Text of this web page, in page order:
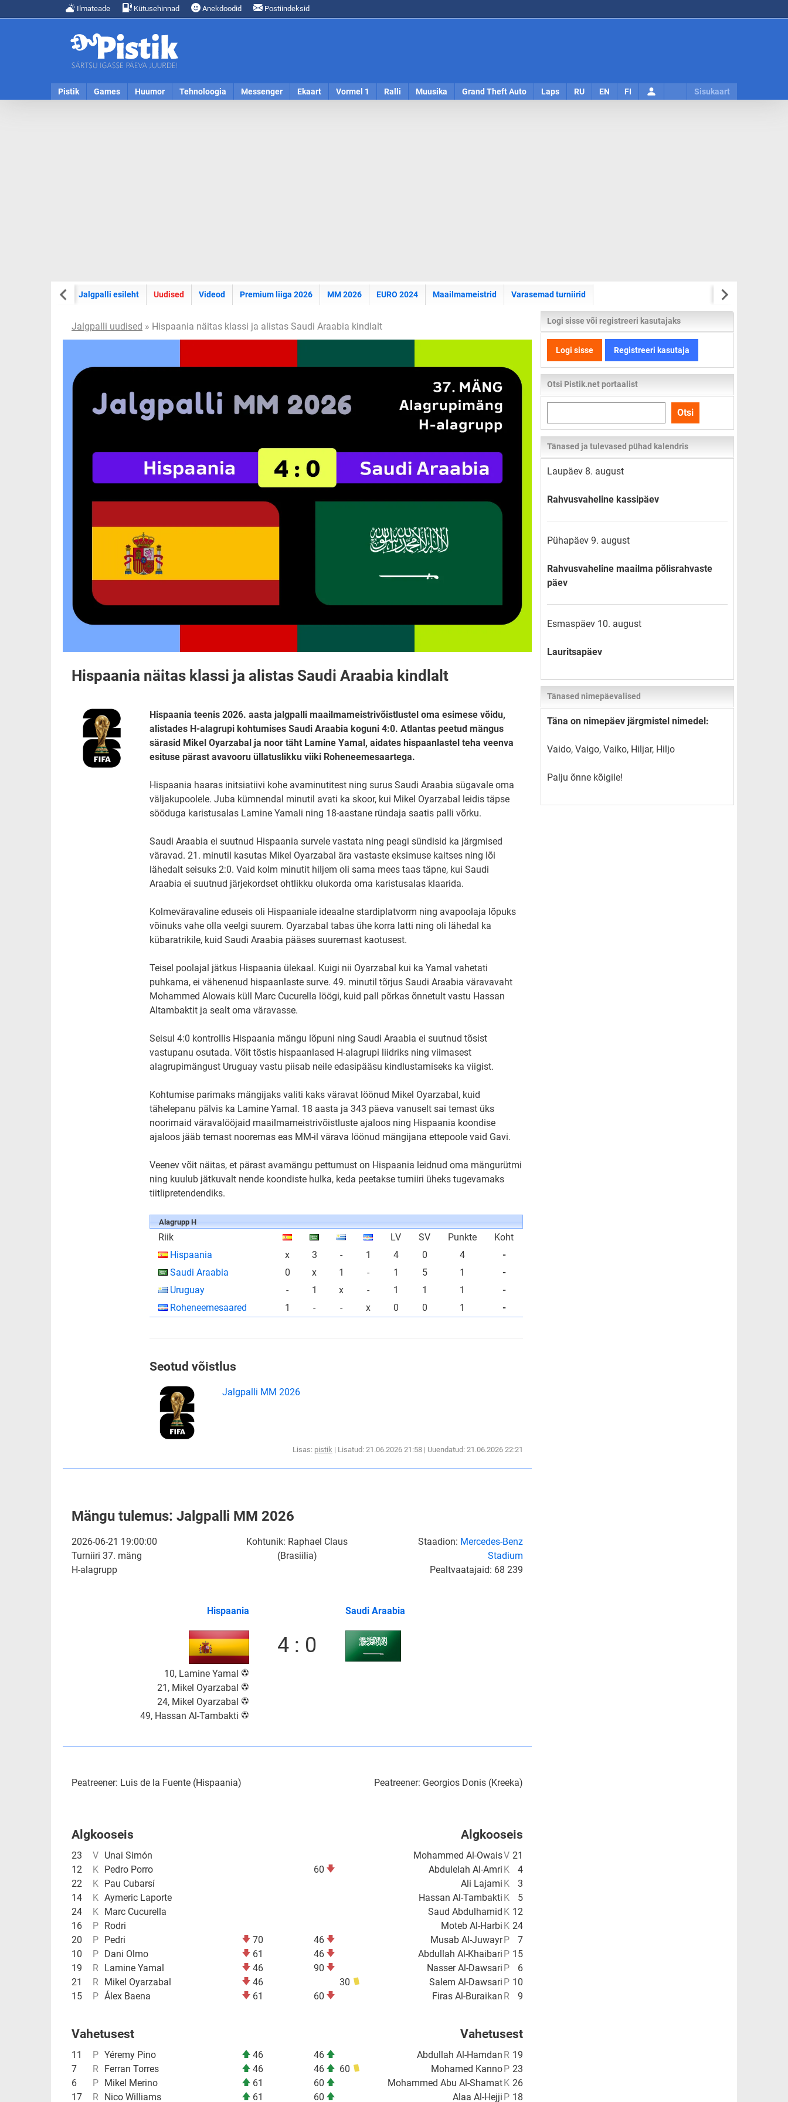
Ilmateade Kütusehinnad Anekdoodid Postiindeksid
Pistik Games Huumor Tehnoloogia Messenger Ekaart Vormel 1 Ralli Muusika Grand Theft Auto Laps RU EN FI Sisukaart
Jalgpalli esileht Uudised Videod Premium liiga 2026 MM 2026 EURO 2024 Maailmameistrid Varasemad turniirid
Jalgpalli uudised » Hispaania näitas klassi ja alistas Saudi Araabia kindlalt
Hispaania näitas klassi ja alistas Saudi Araabia kindlalt
Hispaania teenis 2026. aasta jalgpalli maailmameistrivõistlustel oma esimese võidu,
alistades H-alagrupi kohtumises Saudi Araabia koguni 4:0. Atlantas peetud mängus
särasid Mikel Oyarzabal ja noor täht Lamine Yamal, aidates hispaanlastel teha veenva
esituse pärast avavooru üllatuslikku viiki Roheneemesaartega.
Hispaania haaras initsiatiivi kohe avaminutitest ning surus Saudi Araabia sügavale oma
väljakupoolele. Juba kümnendal minutil avati ka skoor, kui Mikel Oyarzabal leidis täpse
sööduga karistusalas Lamine Yamali ning 18-aastane ründaja saatis palli võrku.
Saudi Araabia ei suutnud Hispaania survele vastata ning peagi sündisid ka järgmised
väravad. 21. minutil kasutas Mikel Oyarzabal ära vastaste eksimuse kaitses ning lõi
lähedalt seisuks 2:0. Vaid kolm minutit hiljem oli sama mees taas täpne, kui Saudi
Araabia ei suutnud järjekordset ohtlikku olukorda oma karistusalas klaarida.
Kolmeväravaline eduseis oli Hispaaniale ideaalne stardiplatvorm ning avapoolaja lõpuks
võinuks vahe olla veelgi suurem. Oyarzabal tabas ühe korra latti ning oli lähedal ka
kübaratrikile, kuid Saudi Araabia pääses suuremast kaotusest.
Teisel poolajal jätkus Hispaania ülekaal. Kuigi nii Oyarzabal kui ka Yamal vahetati
puhkama, ei vähenenud hispaanlaste surve. 49. minutil tõrjus Saudi Araabia väravavaht
Mohammed Alowais küll Marc Cucurella löögi, kuid pall põrkas õnnetult vastu Hassan
Altambaktit ja sealt oma väravasse.
Seisul 4:0 kontrollis Hispaania mängu lõpuni ning Saudi Araabia ei suutnud tõsist
vastupanu osutada. Võit tõstis hispaanlased H-alagrupi liidriks ning viimasest
alagrupimängust Uruguay vastu piisab neile edasipääsu kindlustamiseks ka viigist.
Kohtumise parimaks mängijaks valiti kaks väravat löönud Mikel Oyarzabal, kuid
tähelepanu pälvis ka Lamine Yamal. 18 aasta ja 343 päeva vanuselt sai temast üks
noorimaid väravalööjaid maailmameistrivõistluste ajaloos ning Hispaania koondise
ajaloos jääb temast nooremas eas MM-il värava löönud mängijana ettepoole vaid Gavi.
Veenev võit näitas, et pärast avamängu pettumust on Hispaania leidnud oma mängurütmi
ning kuulub jätkuvalt nende koondiste hulka, keda peetakse turniiri üheks tugevamaks
tiitlipretendendiks.
Alagrupp H
Riik LV SV Punkte
Koht
Hispaania
x 3 - 1 4 0 4
-
Saudi Araabia
0 x 1 - 1 5 1
-
Uruguay
- 1 x - 1 1 1
-
Roheneemesaared
1 - - x 0 0 1 -
Seotud võistlus
Jalgpalli MM 2026
Lisas: pistik | Lisatud: 21.06.2026 21:58 | Uuendatud: 21.06.2026 22:21
Mängu tulemus: Jalgpalli MM 2026
2026-06-21 19:00:00
Turniiri 37. mäng
H-alagrupp
Kohtunik: Raphael Claus
(Brasiilia)
Staadion: Mercedes-Benz
Stadium
Pealtvaatajaid: 68 239
Hispaania Saudi Araabia
4 : 0
10, Lamine Yamal
21, Mikel Oyarzabal
24, Mikel Oyarzabal
49, Hassan Al-Tambakti
Peatreener: Luis de la Fuente (Hispaania)
Algkooseis
23 V Unai Simón
12
K
Pedro Porro
22
K
Pau Cubarsí
14
K Aymeric Laporte
24
K
Marc Cucurella
16
P
Rodri
20
P Pedri
70
10
P Dani Olmo
61
19
R Lamine Yamal
46
21
R Mikel Oyarzabal
46
15
P Álex Baena 61
Vahetusest
11 P Yéremy Pino
46
7
R Ferran Torres
46
6
P Mikel Merino
61
17
R Nico Williams 61
Peatreener: Georgios Donis (Kreeka)
Algkooseis
Mohammed Al-OwaisV 21
60
Abdulelah Al-Amri K
4
Ali Lajami K
3
Hassan Al-Tambakti K
5
Saud Abdulhamid K 12
Moteb Al-Harbi K 24
46
Musab Al-Juwayr P
7
46
Abdullah Al-Khaibari P 15
90
Nasser Al-Dawsari P
6
30
Salem Al-Dawsari P 10
60
Firas Al-Buraikan R 9
Vahetusest
46 Abdullah Al-Hamdan R 19
46
60 Mohamed Kanno P 23
60
Mohammed Abu Al-Shamat K 26
60
Alaa Al-Hejji P 18
Logi sisse või registreeri kasutajaks
Logi sisse Registreeri kasutaja
Otsi Pistik.net portaalist
kogu
lehelt
Otsi
Tänased ja tulevased pühad kalendris
Laupäev 8. august
Rahvusvaheline kassipäev
Pühapäev 9. august
Rahvusvaheline maailma põlisrahvaste
päev
Esmaspäev 10. august
Lauritsapäev
Tänased nimepäevalised
Täna on nimepäev järgmistel nimedel:
Vaido, Vaigo, Vaiko, Hiljar, Hiljo
Palju õnne kõigile!